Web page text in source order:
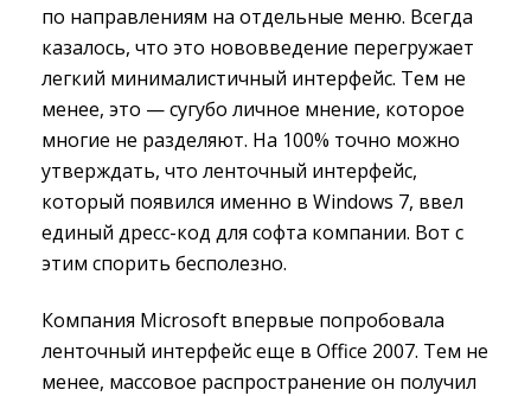
по направлениям на отдельные меню. Всегда
казалось, что это нововведение перегружает
легкий минималистичный интерфейс. Тем не
менее, это — сугубо личное мнение, которое
многие не разделяют. На 100% точно можно
утверждать, что ленточный интерфейс,
который появился именно в Windows 7, ввел
единый дресс-код для софта компании. Вот с
этим спорить бесполезно.
Компания Microsoft впервые попробовала
ленточный интерфейс еще в Office 2007. Тем не
менее, массовое распространение он получил